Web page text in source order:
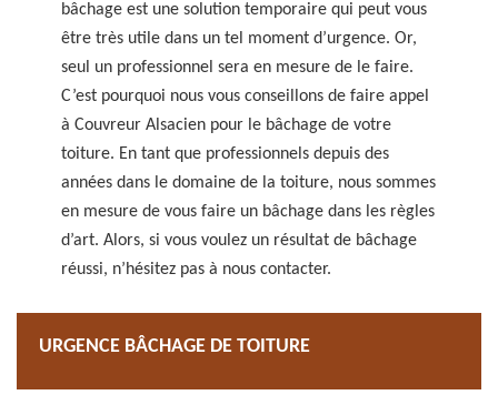
bâchage est une solution temporaire qui peut vous
être très utile dans un tel moment d’urgence. Or,
seul un professionnel sera en mesure de le faire.
C’est pourquoi nous vous conseillons de faire appel
à Couvreur Alsacien pour le bâchage de votre
toiture. En tant que professionnels depuis des
années dans le domaine de la toiture, nous sommes
en mesure de vous faire un bâchage dans les règles
d’art. Alors, si vous voulez un résultat de bâchage
réussi, n’hésitez pas à nous contacter.
URGENCE BÂCHAGE DE TOITURE